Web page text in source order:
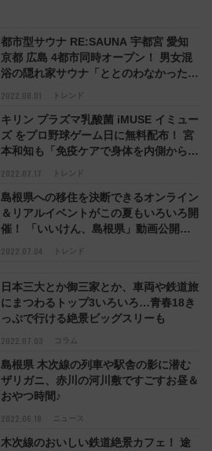
2022.08.01 トレンド
都市型サウナ RE:SAUNA 宇都宮 愛知
京都 広島 4都市同時オープン！ 男女混
浴の隠れ家サウナ「ととのわなかったら
2022.07.17 トレンド
キリン プラズマ乳酸菌 iMUSE イミュー
ズ をプロ野球ゲーム日に無料配布！ 宮
本和知も「免疫ケアで身体を内側から守
2022.07.04 トレンド
島根県への移住を決断できるオンライン
＆リアルイベントがこの夏もいろいろ開
催！ 「いいけん、島根県」動画公開＆
2022.07.03 コラム
日本三大とか御三家とか、車両や鉄道旅
にまつわるトップ3いろいろ…青春18き
っぷで行ける絶景ビッグスリーも
2022.06.18 ニュース
島根県 木次線の列車や駅舎の影に潜む
ザリガニ、赤川の河川敷ですごすお昼＆
おやつ時間♪
木次線のおいしい鉄道絶景カフェ！ 途